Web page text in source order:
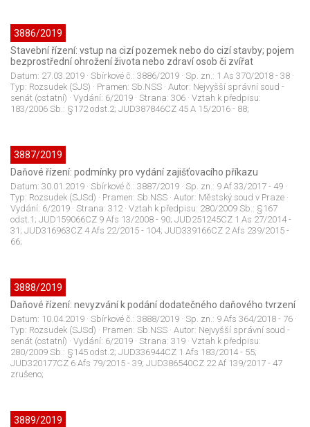
3886/2019
Stavební řízení: vstup na cizí pozemek nebo do cizí stavby; pojem
bezprostřední ohrožení života nebo zdraví osob či zvířat
Datum: 27.03.2019 · Sbírkové č.: 3886/2019 · Sp. zn.: 1 As 370/2018 - 38 ·
Typ: Rozsudek (SJS) · Pramen: Sb.NSS · Autor: Nejvyšší správní soud -
senát (ostatní) · Vydání: 6/2019 · Strana: 306 · Vztah k předpisu:
183/2006 Sb.: §172 odst.2; JUD387846CZ 45 A 15/2016 - 88;
3887/2019
Daňové řízení: podmínky pro vydání zajišťovacího příkazu
Datum: 30.01.2019 · Sbírkové č.: 3887/2019 · Sp. zn.: 9 Af 33/2017 - 49 ·
Typ: Rozsudek (SJSd) · Pramen: Sb.NSS · Autor: Městský soud v Praze ·
Vydání: 6/2019 · Strana: 312· Vztah k předpisu: 280/2009 Sb.: §167
odst.1; JUD159066CZ 9 Afs 13/2008 - 90; JUD251245CZ 1 As 27/2014 -
31; JUD316963CZ 4 Afs 22/2015 - 104; JUD339166CZ 2 Afs 239/2015 -
66;
3888/2019
Daňové řízení: nevyzvání k podání dodatečného daňového tvrzení
Datum: 10.04.2019 · Sbírkové č.: 3888/2019 · Sp. zn.: 9 Afs 364/2018 - 76 ·
Typ: Rozsudek (SJSd) · Pramen: Sb.NSS · Autor: Nejvyšší správní soud -
senát (ostatní) · Vydání: 6/2019 · Strana: 319 · Vztah k předpisu:
280/2009 Sb.: §145 odst.2; JUD336944CZ 1 Afs 183/2014 - 55;
JUD320177CZ 6 Afs 79/2015 - 39; JUD386540CZ 22 Af 139/2017 - 47
zrušeno;
3889/2019